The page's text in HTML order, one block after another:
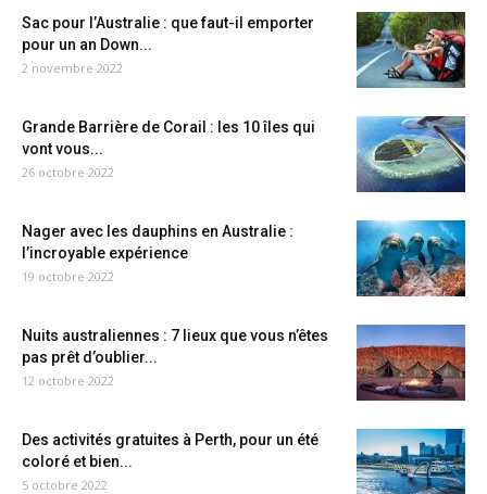
Sac pour l’Australie : que faut-il emporter
pour un an Down...
2 novembre 2022
Grande Barrière de Corail : les 10 îles qui
vont vous...
26 octobre 2022
Nager avec les dauphins en Australie :
l’incroyable expérience
19 octobre 2022
Nuits australiennes : 7 lieux que vous n’êtes
pas prêt d’oublier...
12 octobre 2022
Des activités gratuites à Perth, pour un été
coloré et bien...
5 octobre 2022